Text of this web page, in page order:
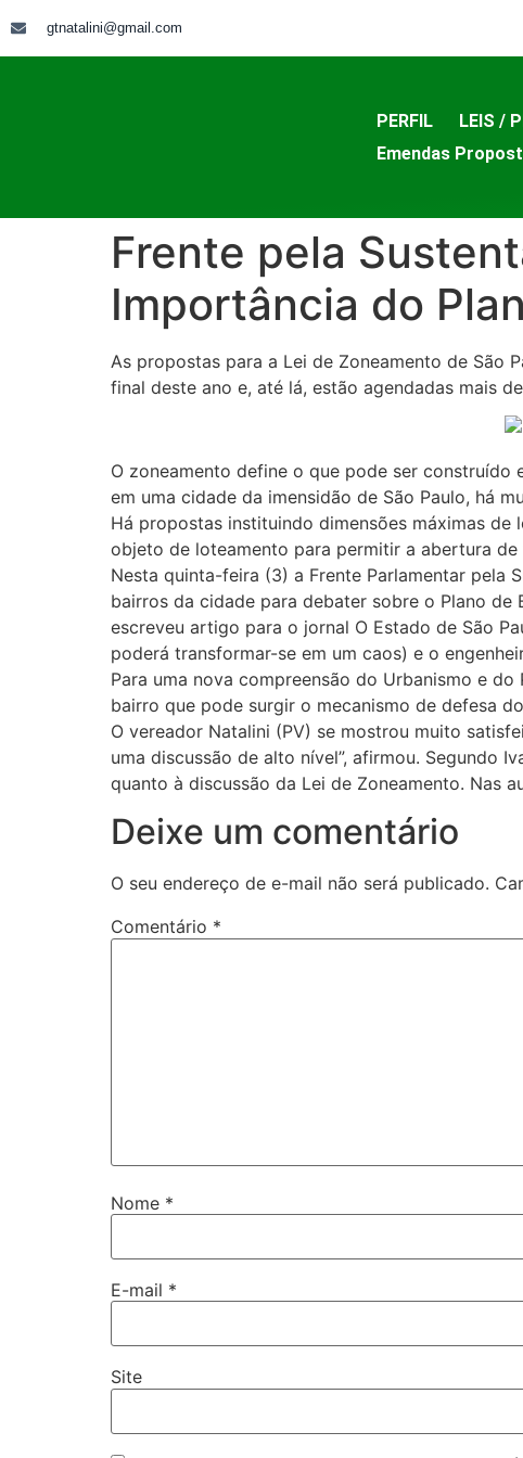
gtnatalini@gmail.com
PERFIL LEIS /
Emendas
Frente pela
Importância do
As propostas para a Lei de Zoneamento de São
final deste ano e, até lá, estão agendadas mais
O zoneamento define o que pode ser
em uma cidade da imensidão de São Paulo, há
Há propostas instituindo dimensões máximas
objeto de loteamento para permitir a abertura
Nesta quinta-feira (3) a Frente Parlamentar pela
bairros da cidade para debater sobre o Plano
escreveu artigo para o jornal O Estado de São
poderá transformar-se em um caos) e o
Para uma nova compreensão do Urbanismo e
bairro que pode surgir o mecanismo de defesa
O vereador Natalini (PV) se mostrou muito
uma discussão de alto nível”, afirmou. Segundo
quanto à discussão da Lei de Zoneamento. Nas
Deixe um comentário
O seu endereço de e-mail não será publicado.
Comentário *
Nome *
E-mail *
Site